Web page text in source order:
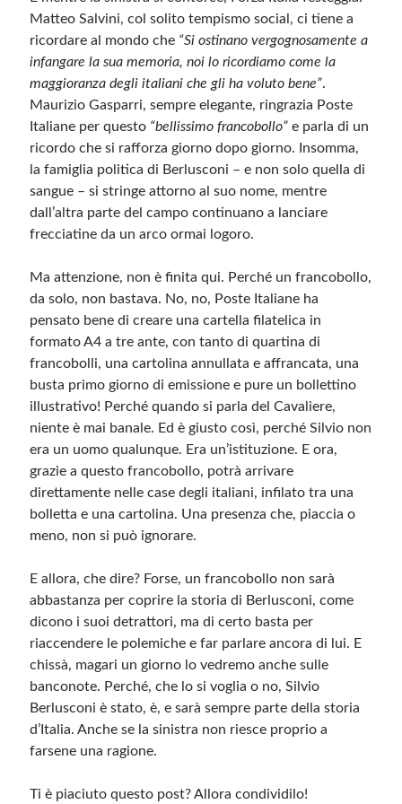
Matteo Salvini, col solito tempismo social, ci tiene a
ricordare al mondo che “Si ostinano vergognosamente a
infangare la sua memoria, noi lo ricordiamo come la
maggioranza degli italiani che gli ha voluto bene”.
Maurizio Gasparri, sempre elegante, ringrazia Poste
Italiane per questo “bellissimo francobollo” e parla di un
ricordo che si rafforza giorno dopo giorno. Insomma,
la famiglia politica di Berlusconi – e non solo quella di
sangue – si stringe attorno al suo nome, mentre
dall’altra parte del campo continuano a lanciare
frecciatine da un arco ormai logoro.
Ma attenzione, non è finita qui. Perché un francobollo,
da solo, non bastava. No, no, Poste Italiane ha
pensato bene di creare una cartella filatelica in
formato A4 a tre ante, con tanto di quartina di
francobolli, una cartolina annullata e affrancata, una
busta primo giorno di emissione e pure un bollettino
illustrativo! Perché quando si parla del Cavaliere,
niente è mai banale. Ed è giusto così, perché Silvio non
era un uomo qualunque. Era un’istituzione. E ora,
grazie a questo francobollo, potrà arrivare
direttamente nelle case degli italiani, infilato tra una
bolletta e una cartolina. Una presenza che, piaccia o
meno, non si può ignorare.
E allora, che dire? Forse, un francobollo non sarà
abbastanza per coprire la storia di Berlusconi, come
dicono i suoi detrattori, ma di certo basta per
riaccendere le polemiche e far parlare ancora di lui. E
chissà, magari un giorno lo vedremo anche sulle
banconote. Perché, che lo si voglia o no, Silvio
Berlusconi è stato, è, e sarà sempre parte della storia
d’Italia. Anche se la sinistra non riesce proprio a
farsene una ragione.
Ti è piaciuto questo post? Allora condividilo!